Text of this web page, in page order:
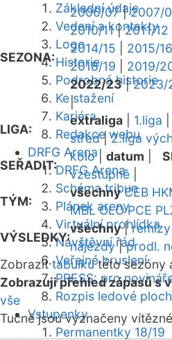
Základní údaje
Vedení a kontakty
Logo
Historie
Podrobná historie
Ke stažení
Kariéra
Redakce webu
DRFG Arena
DRFG Arena
Schéma tribun
Plánek areny
Virtuální prohlídka
Návštěvní řád
Veřejné bruslení
PRESS: pro
Rozpis ledové
Vstupenky
Permanentky 18/19
SEZONA:
2006/07|2007/
2010/11|2011/12
2014/15
2015/16
2018/19
2019/
2022/23|2023/
|
LIGA:
extraliga 1.liga
střed|2.liga
SEŘADIT:
kolo| datum
vzestupně
TÝM:
všechny CEB
MBL OLO PCE
VÝSLEDKY:
všechny|remízy
nájezdy|prodl.
Zobrazittabulkutéto sezóny
Zobrazuji přehled zápasů s
vše
Tučně jsou vyznačeny